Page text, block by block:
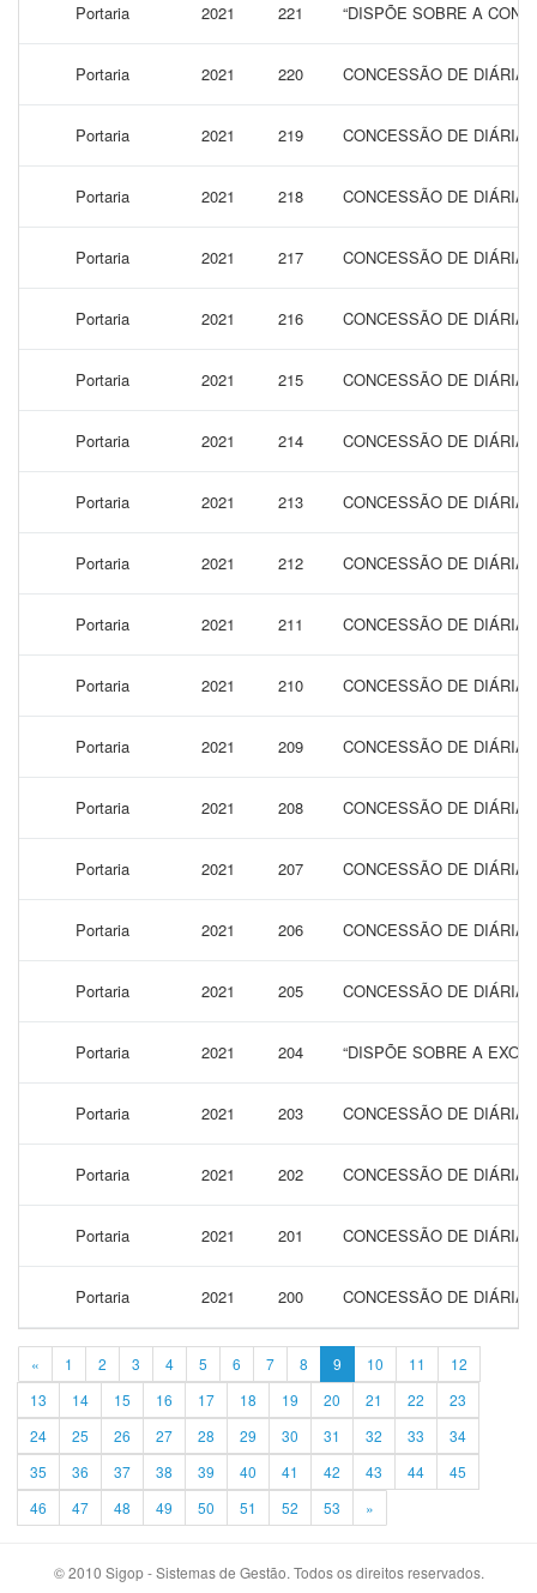
Portaria 2021 221 “DISPÕE SOBRE A
Portaria 2021 220 CONCESSÃO DE
Portaria 2021 219 CONCESSÃO DE
Portaria 2021 218 CONCESSÃO DE
Portaria 2021 217 CONCESSÃO DE
Portaria 2021 216 CONCESSÃO DE
Portaria 2021 215 CONCESSÃO DE
Portaria 2021 214 CONCESSÃO DE
Portaria 2021 213 CONCESSÃO DE
Portaria 2021 212 CONCESSÃO DE
Portaria 2021 211 CONCESSÃO DE
Portaria 2021 210 CONCESSÃO DE
Portaria 2021 209 CONCESSÃO DE
Portaria 2021 208 CONCESSÃO DE
Portaria 2021 207 CONCESSÃO DE
Portaria 2021 206 CONCESSÃO DE
Portaria 2021 205 CONCESSÃO DE
Portaria 2021 204 “DISPÕE SOBRE A
Portaria 2021 203 CONCESSÃO DE
Portaria 2021 202 CONCESSÃO DE
Portaria 2021 201 CONCESSÃO DE
Portaria 2021 200 CONCESSÃO DE
« 1 2 3 4 5 6 7 8 9 10 11
12
13
14 15 16 17 18 19 20 21 22
23
24
25 26 27 28 29 30 31 32 33
34
35
36 37 38 39 40 41 42 43 44
45
46
47 48 49 50 51 52 53 »
© 2010 Sigop - Sistemas de Gestão. Todos os direitos reservados.